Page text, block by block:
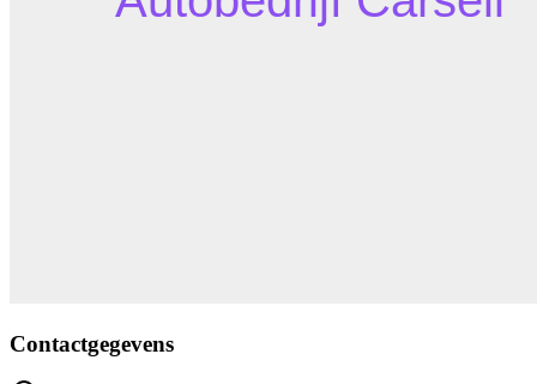
Contactgegevens